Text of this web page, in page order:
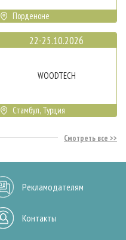
Порденоне
22-25.10.2026
WOODTECH
Стамбул, Турция
Смотреть все
Рекламодателям
Контакты